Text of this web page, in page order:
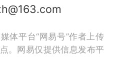
体平台“网易号”作者上传
。网易仅提供信息发布平